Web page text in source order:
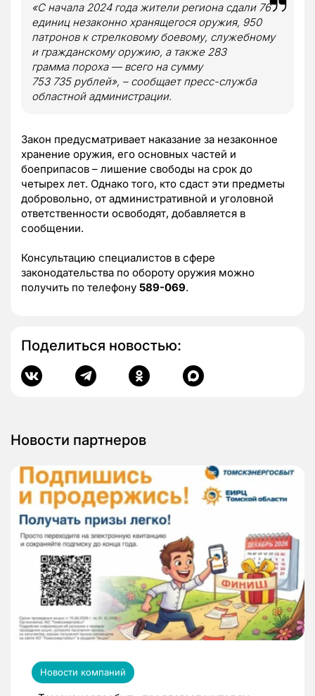
«С начала 2024 года жители региона сдали 76
единиц незаконно хранящегося оружия, 950
патронов к стрелковому боевому, служебному
и гражданскому оружию, а также 283
грамма пороха — всего на сумму
753 735 рублей», – сообщает пресс-служба
областной администрации.
Закон предусматривает наказание за незаконное
хранение оружия, его основных частей и
боеприпасов – лишение свободы на срок до
четырех лет. Однако того, кто сдаст эти предметы
добровольно, от административной и уголовной
ответственности освободят, добавляется в
сообщении.
Консультацию специалистов в сфере
законодательства по обороту оружия можно
получить по телефону 589-069.
Поделиться новостью:
Новости партнеров
Новости компаний